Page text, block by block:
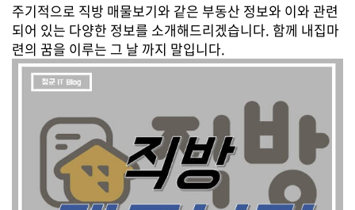
주기적으로 직방 매물보기와 같은 부동산 정보와 이와 관련
되어 있는 다양한 정보를 소개해드리겠습니다. 함께 내집마
련의 꿈을 이루는 그 날 까지 말입니다.